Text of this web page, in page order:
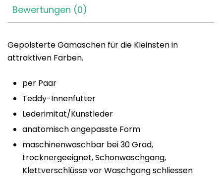
Bewertungen (0)
Gepolsterte Gamaschen für die Kleinsten in
attraktiven Farben.
per Paar
Teddy-Innenfutter
Lederimitat/Kunstleder
anatomisch angepasste Form
maschinenwaschbar bei 30 Grad,
trocknergeeignet, Schonwaschgang,
Klettverschlüsse vor Waschgang schliessen